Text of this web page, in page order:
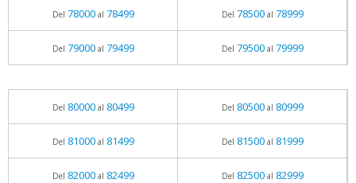
Del 78000al 78499 Del 78500al 78999
Del 79000al 79499 Del 79500al 79999
Del 80000al 80499 Del 80500al 80999
Del 81000al 81499 Del 81500al 81999
Del 82000al 82499 Del 82500al 82999